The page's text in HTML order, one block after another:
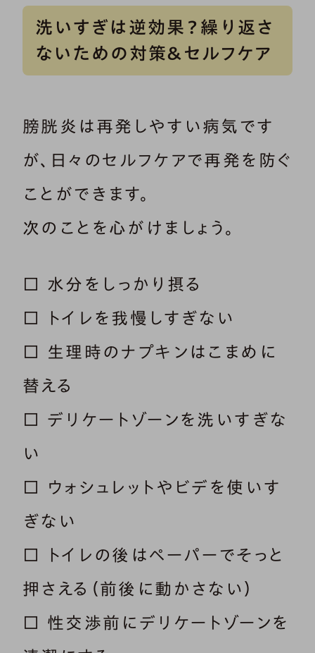
洗いすぎは逆効果？繰り返さ
ないための対策＆セルフケア
膀胱炎は再発しやすい病気です
が、日々のセルフケアで再発を防ぐ
ことができます。
次のことを心がけましょう。
□ 水分をしっかり摂る
□ トイレを我慢しすぎない
□ 生理時のナプキンはこまめに
替える
□ デリケートゾーンを洗いすぎな
い
□ ウォシュレットやビデを使いす
ぎない
□ トイレの後はペーパーでそっと
押さえる（前後に動かさない）
□ 性交渉前にデリケートゾーンを